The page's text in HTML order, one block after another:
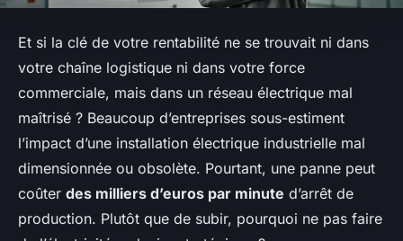
Et si la clé de votre rentabilité ne se trouvait ni dans
votre chaîne logistique ni dans votre force
commerciale, mais dans un réseau électrique mal
maîtrisé ? Beaucoup d’entreprises sous-estiment
l’impact d’une installation électrique industrielle mal
dimensionnée ou obsolète. Pourtant, une panne peut
coûter des milliers d’euros par minute d’arrêt de
production. Plutôt que de subir, pourquoi ne pas faire